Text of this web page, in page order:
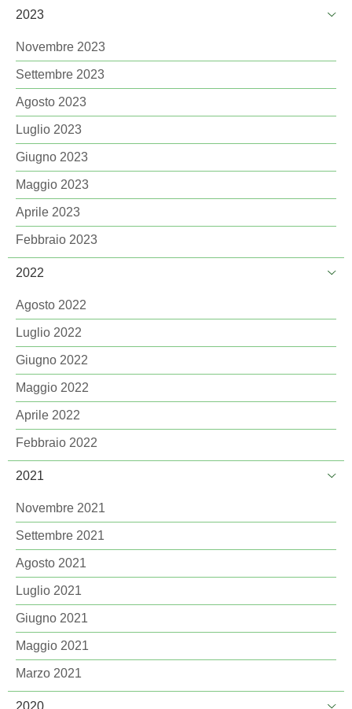
2023
Novembre 2023
Settembre 2023
Agosto 2023
Luglio 2023
Giugno 2023
Maggio 2023
Aprile 2023
Febbraio 2023
2022
Agosto 2022
Luglio 2022
Giugno 2022
Maggio 2022
Aprile 2022
Febbraio 2022
2021
Novembre 2021
Settembre 2021
Agosto 2021
Luglio 2021
Giugno 2021
Maggio 2021
Marzo 2021
2020